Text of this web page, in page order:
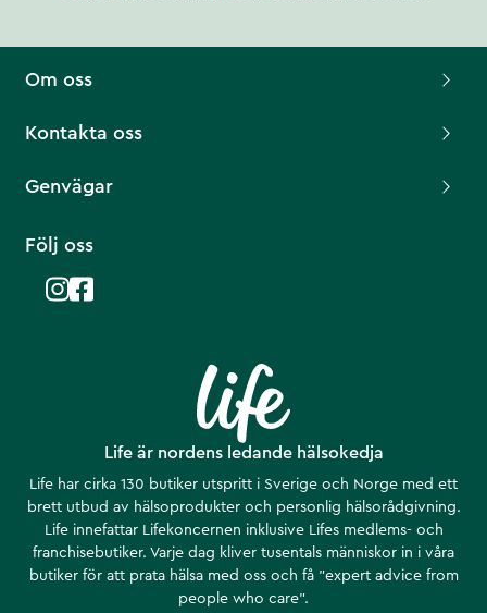
Life är nordens ledande hälsokedja
Life har cirka 130 butiker utspritt i Sverige och Norge med ett
brett utbud av hälsoprodukter och personlig hälsorådgivning.
Life innefattar Lifekoncernen inklusive Lifes medlems- och
franchisebutiker. Varje dag kliver tusentals människor in i våra
butiker för att prata hälsa med oss och få ”expert advice from
people who care”.
Om oss
Kontakta oss
Genvägar
Följ oss